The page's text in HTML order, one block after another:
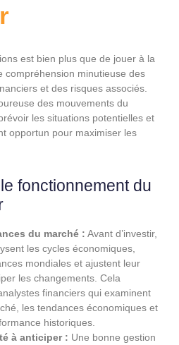
est bien plus que de jouer à la
compréhension minutieuse des
et des risques associés.
des mouvements du
les situations potentielles et
opportun pour maximiser les
fonctionnement du
du marché : Avant d’investir,
les cycles économiques,
mondiales et ajustent leur
les changements. Cela
financiers qui examinent
les tendances économiques et
historiques.
à anticiper : Une bonne gestion